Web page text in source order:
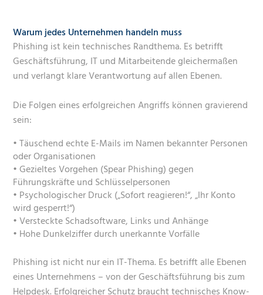
Warum jedes Unternehmen handeln muss
Phishing ist kein technisches Randthema. Es betrifft
Geschäftsführung, IT und Mitarbeitende gleichermaßen
und verlangt klare Verantwortung auf allen Ebenen.
Die Folgen eines erfolgreichen Angriffs können gravierend
sein:
• Täuschend echte E-Mails im Namen bekannter Personen
oder Organisationen
• Gezieltes Vorgehen (Spear Phishing) gegen
Führungskräfte und Schlüsselpersonen
• Psychologischer Druck („Sofort reagieren!“, „Ihr Konto
wird gesperrt!“)
• Versteckte Schadsoftware, Links und Anhänge
• Hohe Dunkelziffer durch unerkannte Vorfälle
Phishing ist nicht nur ein IT-Thema. Es betrifft alle Ebenen
eines Unternehmens – von der Geschäftsführung bis zum